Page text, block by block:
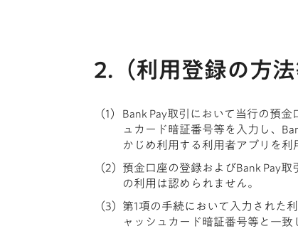
2.（利用登録の方法
Bank Pay取引において当行の預
ュカード暗証番号等を入力し、
かじめ利用する利用者アプリを利
預金口座の登録およびBank Pay
の利用は認められません。
第1項の手続において入力された
ャッシュカード暗証番号等と一